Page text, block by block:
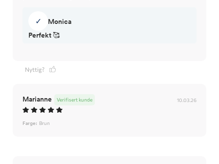
✓
Monica
Perfekt 🥰
Nyttig?
Marianne 10.03.26
Verifisert kunde
Farge: Brun